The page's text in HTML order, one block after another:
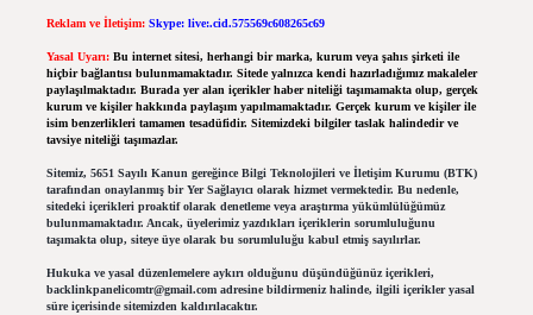
Reklam ve İletişim: Skype: live:.cid.575569c608265c69
Yasal Uyarı: Bu internet sitesi, herhangi bir marka, kurum veya şahıs şirketi ile
hiçbir bağlantısı bulunmamaktadır. Sitede yalnızca kendi hazırladığımız makaleler
paylaşılmaktadır. Burada yer alan içerikler haber niteliği taşımamakta olup, gerçek
kurum ve kişiler hakkında paylaşım yapılmamaktadır. Gerçek kurum ve kişiler ile
isim benzerlikleri tamamen tesadüfidir. Sitemizdeki bilgiler taslak halindedir ve
tavsiye niteliği taşımazlar.
Sitemiz, 5651 Sayılı Kanun gereğince Bilgi Teknolojileri ve İletişim Kurumu (BTK)
tarafından onaylanmış bir Yer Sağlayıcı olarak hizmet vermektedir. Bu nedenle,
sitedeki içerikleri proaktif olarak denetleme veya araştırma yükümlülüğümüz
bulunmamaktadır. Ancak, üyelerimiz yazdıkları içeriklerin sorumluluğunu
taşımakta olup, siteye üye olarak bu sorumluluğu kabul etmiş sayılırlar.
Hukuka ve yasal düzenlemelere aykırı olduğunu düşündüğünüz içerikleri,
backlinkpanelicomtr@gmail.comadresine bildirmeniz halinde, ilgili içerikler yasal
süre içerisinde sitemizden kaldırılacaktır.